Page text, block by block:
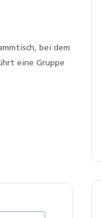
bei dem
eine Gruppe